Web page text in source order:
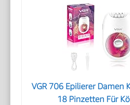
VGR 706 Epilierer Damen
18 Pinzetten Für